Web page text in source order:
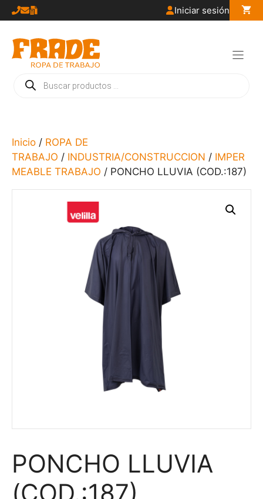
Saltar
al
contenido
Iniciar sesión
Búsqueda
de
Inicio / ROPA DE
TRABAJO / INDUSTRIA/CONSTRUCCION / IMPER
MEABLE TRABAJO / PONCHO LLUVIA (COD.:187)
PONCHO LLUVIA
(COD.:187)